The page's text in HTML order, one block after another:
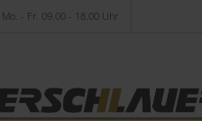
Mo. - Fr. 09.00 - 18.00 Uhr